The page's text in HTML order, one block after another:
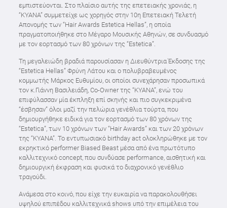
εμπιστεύονται. Στο πλαίσιο αυτής της επετειακής χρονιάς, η
“KYANA” συμμετείχε ως χορηγός στην 10η Επετειακή Τελετή
Απονομής των “Hair Awards Estetica Hellas”, η οποία
πραγματοποιήθηκε στο Μέγαρο Μουσικής Αθηνών, σε συνδυασμό
με τον εορτασμό των 80 χρόνων της “Estetica”.
Τη μεγαλειώδη βραδιά παρουσίασαν η Διευθύντρια Έκδοσης της
“Estetica Hellas” Φρύνη Λάτου και ο πολυβραβευμένος
κομμωτής Μάρκος Ευθυμίου, οι οποίοι συνεχάρησαν προσωπικά
τον κ.Γιάννη Βασιλειάδη, Co-Owner της “KYANA”, ενώ του
επιφύλασσαν μία έκπληξη επί σκηνής και πιο συγκεκριμένα
“έσβησαν” όλοι μαζί την πελώρια γενέθλια τούρτα, που
δημιουργήθηκε ειδικά για τον εορτασμό των 80 χρόνων της
“Estetica”, των 10 χρόνων των “Hair Awards” και των 20 χρόνων
της “KYANA”. Το εντυπωσιακό birthday act ολοκληρώθηκε με τον
εκρηκτικό performer Biased Beast μέσα από ένα πρωτότυπο
καλλιτεχνικό concept, που συνδύασε performance, αισθητική και
δημιουργική έκφραση και φυσικά το διαχρονικό γενέθλιο
τραγούδι.
Ανάμεσα στο κοινό, που είχε την ευκαιρία να παρακολουθήσει
υψηλού επιπέδου καλλιτεχνικά shows υπό την επιμέλεια του